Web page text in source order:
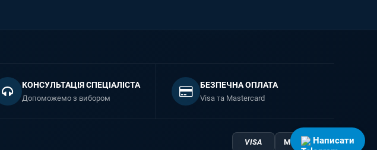
КОНСУЛЬТАЦІЯ СПЕЦІАЛІСТА
Допоможемо з вибором
БЕЗПЕЧНА ОПЛАТА
Visa та Mastercard
VISA MastercardНаписати